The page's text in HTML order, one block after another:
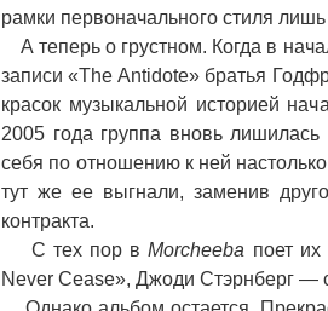
рамки первоначального стиля
А теперь о грустном. Когда в
записи «The Antidote» братья
красок музыкальной историей
2005 года группа вновь
себя по отношению к ней
тут же ее выгнали, заменив
контракта.
С тех пор вMorcheeba поет
Never Cease», Джоди Стэрнберг —